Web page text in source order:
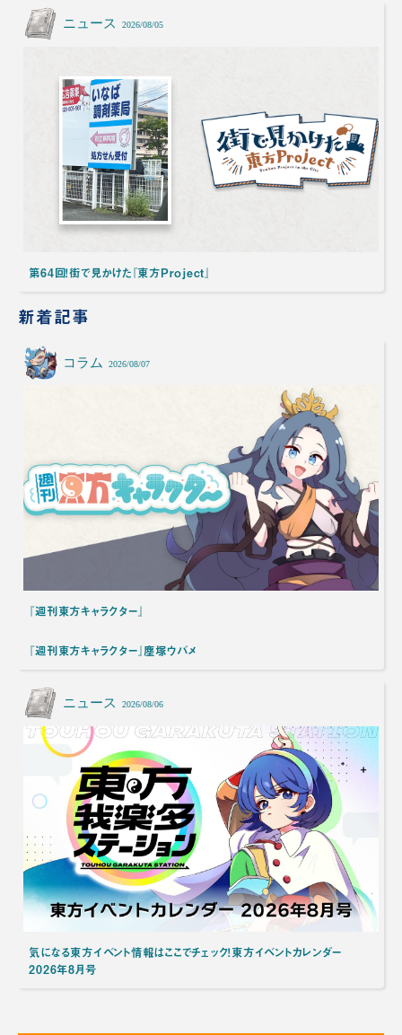
ニュース 2026/08/05
第64回！街で見かけた『東方Project』
新着記事
コラム 2026/08/07
『週刊東方キャラクター』
『週刊東方キャラクター』塵塚ウバメ
ニュース 2026/08/06
気になる東方イベント情報はここでチェック！東方イベントカレンダー
2026年8月号